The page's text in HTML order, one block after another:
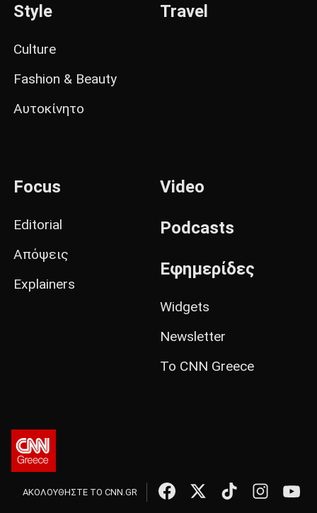
Style
Culture
Fashion & Beauty
Αυτοκίνητο
Travel
Focus
Editorial
Απόψεις
Explainers
Video
Podcasts
Εφημερίδες
Widgets
Newsletter
Το CNN Greece
ΑΚΟΛΟΥΘΗΣΤΕ ΤΟ CNN.GR